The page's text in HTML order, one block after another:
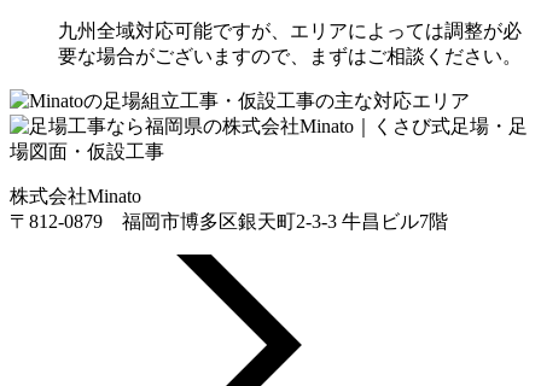
九州全域対応可能ですが、エリアによっては調整が必
要な場合がございますので、まずはご相談ください。
株式会社Minato
〒812-0879 福岡市博多区銀天町2-3-3 牛昌ビル7階